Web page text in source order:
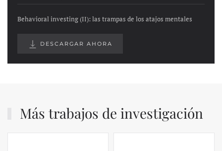
Behavioral investing (II): las trampas de los atajos mentales
DESCARGAR AHORA
Más trabajos de investigación